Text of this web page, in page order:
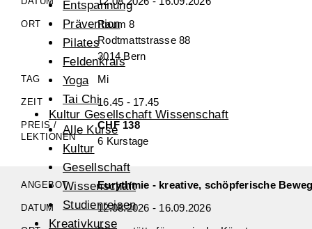
Entspannung
Prävention
Pilates
Feldenkrais
Yoga
Tai Chi
Kultur Gesellschaft Wissenschaft
Alle Kurse
Kultur
Gesellschaft
Wissenschaft
Studienreisen
Kreativkurse
Raum 8
Rodtmattstrasse 88
3014 Bern
Mi
16.45 - 17.45
CHF 138
6 Kurstage
Eurythmie - kreative, schöpferische
12.08.2026 - 16.09.2026